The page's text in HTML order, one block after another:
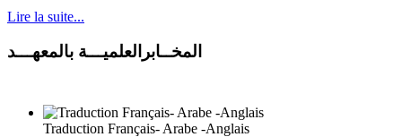
Traduction Français- Arabe -Anglais
Lire la suite...
المخــابرالعلميـــة بالمعهـــد